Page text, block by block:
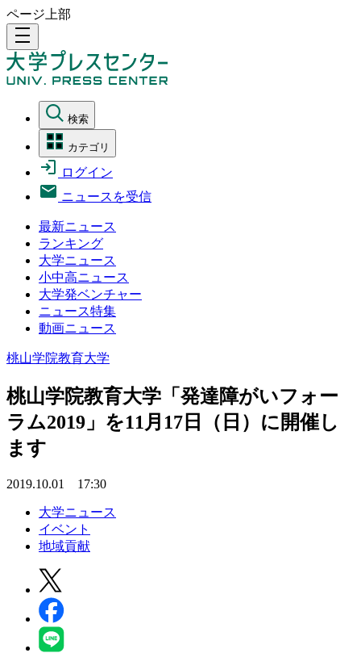
ページ上部
density_medium
検索
カテゴリ
ログイン
ニュースを受信
最新ニュース
ランキング
大学ニュース
小中高ニュース
大学発ベンチャー
ニュース特集
動画ニュース
桃山学院教育大学
桃山学院教育大学「発達障がいフォー
ラム2019」を11月17日（日）に開催し
ます
2019.10.01 17:30
大学ニュース
イベント
地域貢献